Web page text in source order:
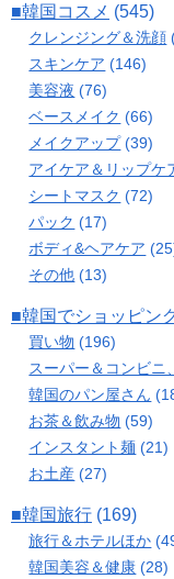
■韓国コスメ (545)
クレンジング＆洗顔
スキンケア (146)
美容液 (76)
ベースメイク (66)
メイクアップ(39)
アイケア＆リップケ
シートマスク (72)
パック (17)
ボディ&ヘアケア
その他 (13)
■韓国でショッピン
買い物 (196)
スーパー＆コンビニ
韓国のパン屋さん
お茶＆飲み物 (59)
インスタント麺 (21)
お土産 (27)
■韓国旅行 (169)
旅行＆ホテルほか
韓国美容＆健康 (28)